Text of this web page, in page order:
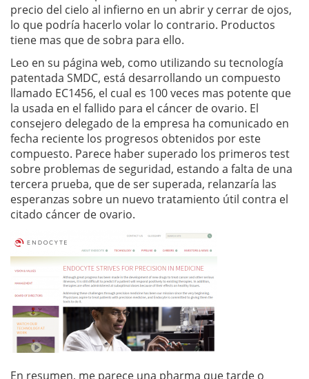
precio del cielo al infierno en un abrir y cerrar de ojos,
lo que podría hacerlo volar lo contrario. Productos
tiene mas que de sobra para ello.
Leo en su página web, como utilizando su tecnología
patentada SMDC, está desarrollando un compuesto
llamado EC1456, el cual es 100 veces mas potente que
la usada en el fallido para el cáncer de ovario. El
consejero delegado de la empresa ha comunicado en
fecha reciente los progresos obtenidos por este
compuesto. Parece haber superado los primeros test
sobre problemas de seguridad, estando a falta de una
tercera prueba, que de ser superada, relanzaría las
esperanzas sobre un nuevo tratamiento útil contra el
citado cáncer de ovario.
En resumen, me parece una pharma que tarde o